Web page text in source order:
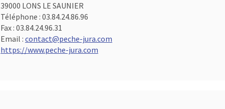
39000 LONS LE SAUNIER
Téléphone : 03.84.24.86.96
Fax : 03.84.24.96.31
Email : contact@peche-jura.com
https://www.peche-jura.com